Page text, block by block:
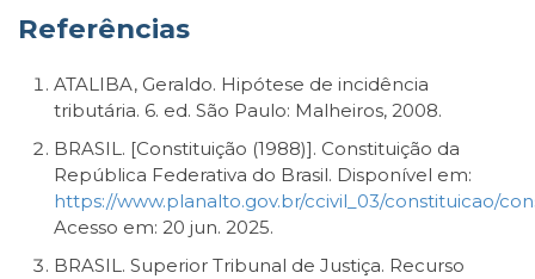
Referências
ATALIBA, Geraldo. Hipótese de incidência
tributária. 6. ed. São Paulo: Malheiros, 2008.
BRASIL. [Constituição (1988)]. Constituição da
República Federativa do Brasil. Disponível em:
https://www.planalto.gov.br/ccivil_03/constituicao/
Acesso em: 20 jun. 2025.
BRASIL. Superior Tribunal de Justiça. Recurso